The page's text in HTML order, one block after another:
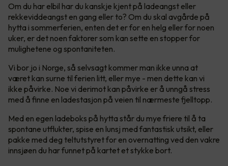
Om du har elbil har du kanskje kjent på ladeangst eller
rekkeviddeangst en gang eller to? Om du skal avgårde på
hytta i sommerferien, enten det er for en helg eller for noen
uker, er det noen faktorer som kan sette en stopper for
mulighetene og spontaniteten.
Vi bor jo i Norge, så selvsagt kommer man ikke unna at
været kan surne til ferien litt, eller mye - men dette kan vi
ikke påvirke. Noe vi derimot kan påvirke er å unngå stress
med å finne en ladestasjon på veien til nærmeste fjelltopp.
Med en egen ladeboks på hytta står du mye friere til å ta
spontane utflukter, spise en lunsj med fantastisk utsikt, eller
pakke med deg teltutstyret for en overnatting ved den vakre
innsjøen du har funnet på kartet et stykke bort.